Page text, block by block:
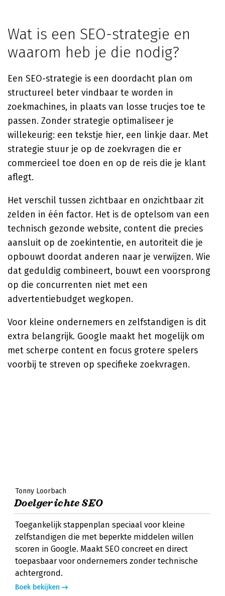
Wat is een SEO-strategie en
waarom heb je die nodig?
Een SEO-strategie is een doordacht plan om
structureel beter vindbaar te worden in
zoekmachines, in plaats van losse trucjes toe te
passen. Zonder strategie optimaliseer je
willekeurig: een tekstje hier, een linkje daar. Met
strategie stuur je op de zoekvragen die er
commercieel toe doen en op de reis die je klant
aflegt.
Het verschil tussen zichtbaar en onzichtbaar zit
zelden in één factor. Het is de optelsom van een
technisch gezonde website, content die precies
aansluit op de zoekintentie, en autoriteit die je
opbouwt doordat anderen naar je verwijzen. Wie
dat geduldig combineert, bouwt een voorsprong
op die concurrenten niet met een
advertentiebudget wegkopen.
Voor kleine ondernemers en zelfstandigen is dit
extra belangrijk. Google maakt het mogelijk om
met scherpe content en focus grotere spelers
voorbij te streven op specifieke zoekvragen.
Tonny Loorbach
Doelgerichte SEO
Toegankelijk stappenplan speciaal voor kleine
zelfstandigen die met beperkte middelen willen
scoren in Google. Maakt SEO concreet en direct
toepasbaar voor ondernemers zonder technische
achtergrond.
Boek bekijken